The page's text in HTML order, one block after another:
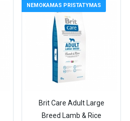
NEMOKAMAS PRISTATYMAS
Brit Care Adult Large
Breed Lamb & Rice